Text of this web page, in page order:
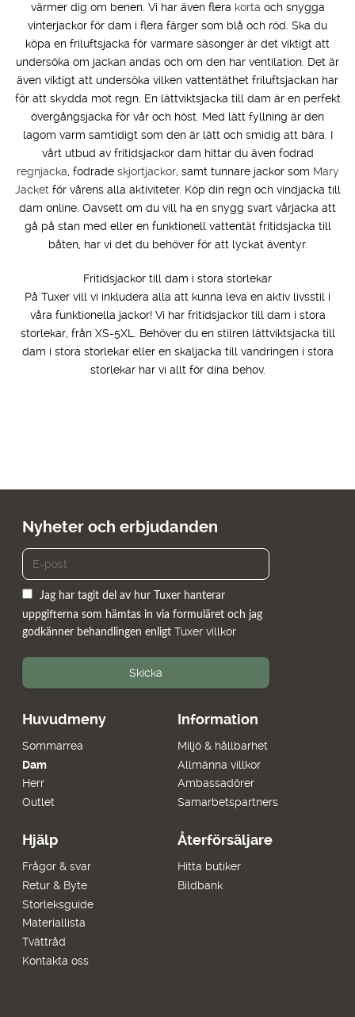
värmer dig om benen. Vi har även flera korta och snygga
vinterjackor för dam i flera färger som blå och röd. Ska du
köpa en friluftsjacka för varmare säsonger är det viktigt att
undersöka om jackan andas och om den har ventilation. Det är
även viktigt att undersöka vilken vattentäthet friluftsjackan har
för att skydda mot regn. En lättviktsjacka till dam är en perfekt
övergångsjacka för vår och höst. Med lätt fyllning är den
lagom varm samtidigt som den är lätt och smidig att bära. I
vårt utbud av fritidsjackor dam hittar du även fodrad
regnjacka, fodrade skjortjackor, samt tunnare jackor som Mary
Jacketför vårens alla aktiviteter. Köp din regn och vindjacka till
dam online. Oavsett om du vill ha en snygg svart vårjacka att
gå på stan med eller en funktionell vattentät fritidsjacka till
båten, har vi det du behöver för att lyckat äventyr.
Fritidsjackor till dam i stora storlekar
På Tuxer vill vi inkludera alla att kunna leva en aktiv livsstil i
våra funktionella jackor! Vi har fritidsjackor till dam i stora
storlekar, från XS-5XL. Behöver du en stilren lättviktsjacka till
dam i stora storlekar eller en skaljacka till vandringen i stora
storlekar har vi allt för dina behov.
Huvudmeny
Sommarrea
Dam
Herr
Outlet
Information
Miljö & hållbarhet
Allmänna villkor
Ambassadörer
Samarbetspartners
Hjälp
Frågor & svar
Retur & Byte
Storleksguide
Materiallista
Tvättråd
Kontakta oss
Återförsäljare
Hitta butiker
Bildbank
Nyheter och erbjudanden
Jag har tagit del av hur Tuxer hanterar
uppgifterna som hämtas in via formuläret och jag
godkänner behandlingen enligt Tuxer villkor
Skicka